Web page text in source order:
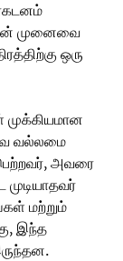
முனைவை
ஒரு
வல்லமை
அவரை
முடியாதவர்
மற்றும்
இந்த